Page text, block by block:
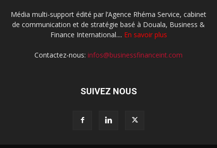
Média multi-support édité par l’Agence Rhéma Service, cabinet
de communication et de stratégie basé à Douala, Business &
Finance International.... En savoir plus
Contactez-nous: infos@businessfinanceint.com
SUIVEZ NOUS